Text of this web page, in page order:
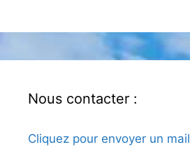
Nous contacter :
Cliquez pour envoyer un mail